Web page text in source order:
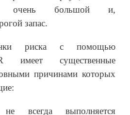
очень большой и,
запас.
риска с помощью
имеет существенные
причинами которых
всегда выполняется